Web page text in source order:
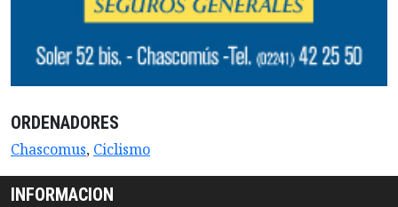
ORDENADORES
Chascomus, Ciclismo
INFORMACION